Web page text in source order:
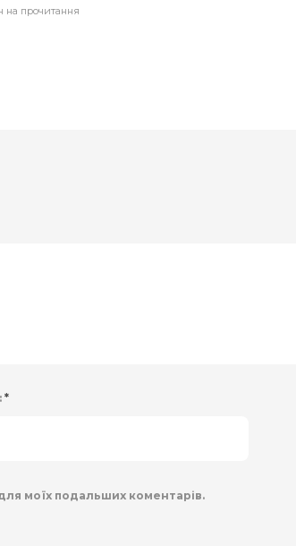
на прочитання
*
моїх подальших коментарів.